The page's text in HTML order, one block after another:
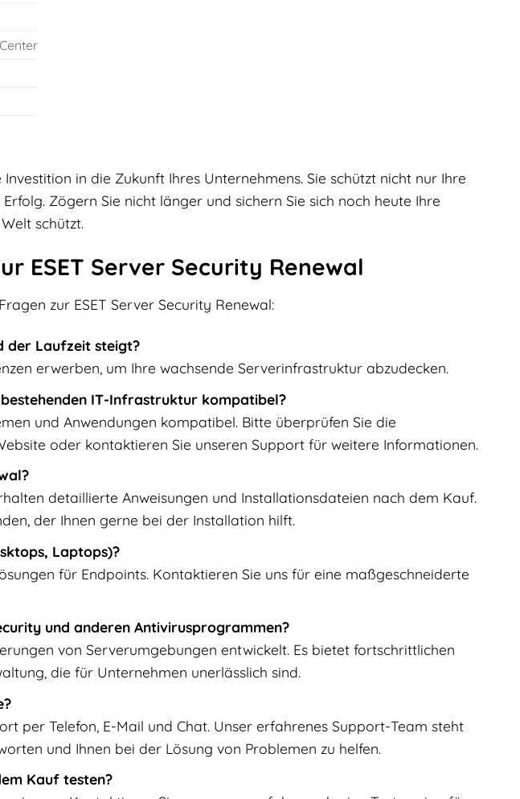
in die Zukunft Ihres Unternehmens. Sie schützt nicht nur Ihre
Zögern Sie nicht länger und sichern Sie sich noch heute Ihre
schützt.
ESET Server Security Renewal
zur ESET Server Security Renewal:
der Laufzeit steigt?
erwerben, um Ihre wachsende Serverinfrastruktur abzudecken.
IT-Infrastruktur kompatibel?
und Anwendungen kompatibel. Bitte überprüfen Sie die
oder kontaktieren Sie unseren Support für weitere Informationen.
detaillierte Anweisungen und Installationsdateien nach dem Kauf.
der Ihnen gerne bei der Installation hilft.
Laptops)?
für Endpoints. Kontaktieren Sie uns für eine maßgeschneiderte
und anderen Antivirusprogrammen?
von Serverumgebungen entwickelt. Es bietet fortschrittlichen
die für Unternehmen unerlässlich sind.
per Telefon, E-Mail und Chat. Unser erfahrenes Support-Team steht
und Ihnen bei der Lösung von Problemen zu helfen.
Kauf testen?